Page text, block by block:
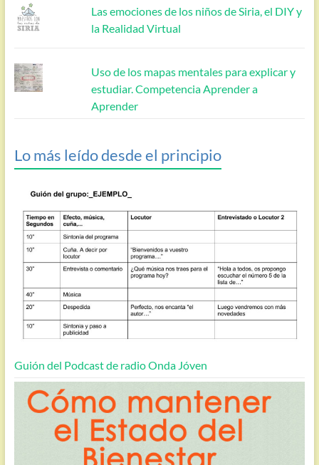
Las emociones de los niños de Siria, el DIY y
la Realidad Virtual
Uso de los mapas mentales para explicar y
estudiar. Competencia Aprender a
Aprender
Lo más leído desde el principio
Guión del Podcast de radio Onda Jóven